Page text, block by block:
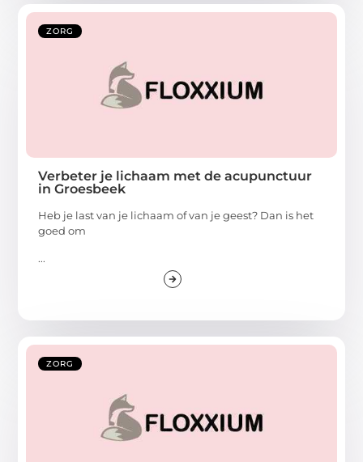
ZORG
Verbeter je lichaam met de acupunctuur
in Groesbeek
Heb je last van je lichaam of van je geest? Dan is het
goed om
...
ZORG